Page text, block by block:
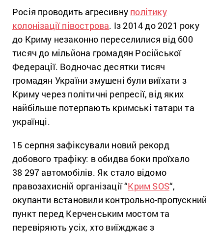
Росія проводить агресивну політику
колонізації півострова. Із 2014 до 2021 року
до Криму незаконно переселилися від 600
тисяч до мільйона громадян Російської
Федерації. Водночас десятки тисяч
громадян України змушені були виїхати з
Криму через політичні репресії, від яких
найбільше потерпають кримські татари та
українці.
15 серпня зафіксували новий рекорд
добового трафіку: в обидва боки проїхало
38 297 автомобілів. Як стало відомо
правозахисній організації “Крим SOS“,
окупанти встановили контрольно-пропускний
пункт перед Керченським мостом та
перевіряють усіх, хто виїжджає з